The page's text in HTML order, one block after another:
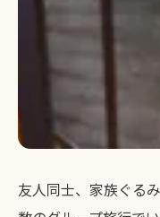
友人同士、家族ぐる